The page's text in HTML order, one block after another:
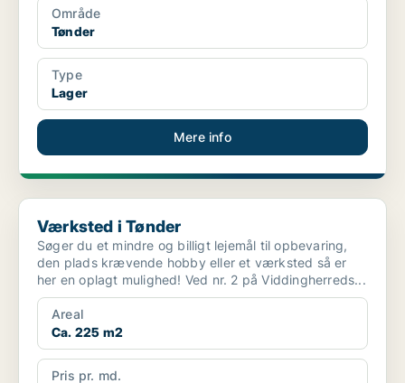
Område
Tønder
Type
Lager
Mere info
Værksted i Tønder
Værksted i Tønder
Søger du et mindre og billigt lejemål til opbevaring,
den plads krævende hobby eller et værksted så er
her en oplagt mulighed! Ved nr. 2 på Viddingherreds...
Areal
Ca. 225 m2
Pris pr. md.